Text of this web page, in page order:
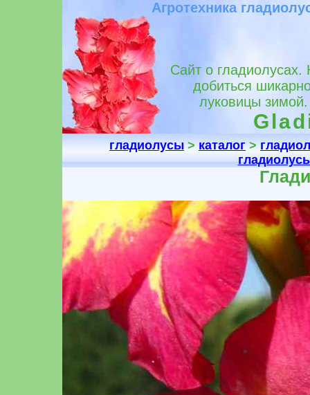
Агротехника
Сайт о гладиолусах.
добиться
луковицы зимой.
гладиолусы>каталог>